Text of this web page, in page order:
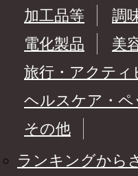
加工品等
調
電化製品
美
旅行・アクティ
ヘルスケア・ペ
その他
ランキングから